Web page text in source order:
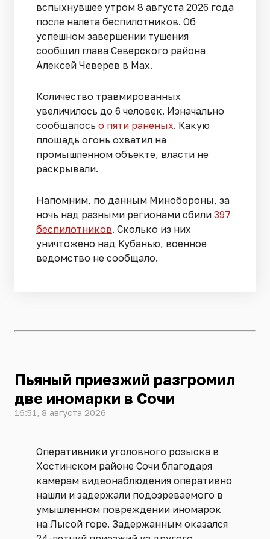
вспыхнувшее утром 8 августа 2026 года
после налета беспилотников. Об
успешном завершении тушения
сообщил глава Северского района
Алексей Чеверев в Max.
Количество травмированных
увеличилось до 6 человек. Изначально
сообщалось о пяти раненых. Какую
площадь огонь охватил на
промышленном объекте, власти не
раскрывали.
Напомним, по данным Минобороны, за
ночь над разными регионами сбили 397
беспилотников. Сколько из них
уничтожено над Кубанью, военное
ведомство не сообщало.
Пьяный приезжий разгромил
две иномарки в Сочи
16:51, 8 августа 2026
Оперативники уголовного розыска в
Хостинском районе Сочи благодаря
камерам видеонаблюдения оперативно
нашли и задержали подозреваемого в
умышленном повреждении иномарок
на Лысой горе. Задержанным оказался